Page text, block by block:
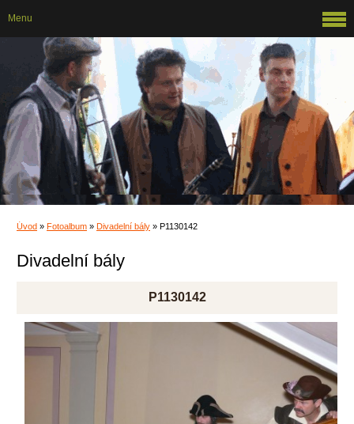
Úvod » Fotoalbum » Divadelní bály » P1130142
Divadelní bály
P1130142
Menu